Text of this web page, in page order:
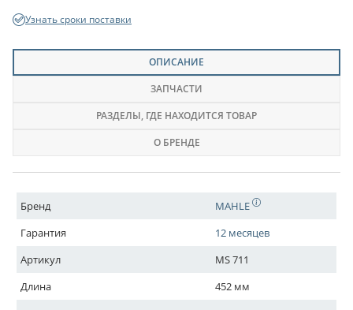
Узнать сроки поставки
ОПИСАНИЕ
ЗАПЧАСТИ
РАЗДЕЛЫ, ГДЕ НАХОДИТСЯ ТОВАР
О БРЕНДЕ
Бренд
MAHLE
Гарантия
12 месяцев
Артикул
MS 711
Длина
452 мм